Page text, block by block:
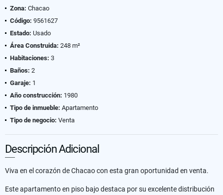
Zona: Chacao
Código: 9561627
Estado: Usado
Área Construida: 248 m²
Habitaciones: 3
Baños: 2
Garaje: 1
Año construcción: 1980
Tipo de inmueble: Apartamento
Tipo de negocio: Venta
Descripción Adicional
Viva en el corazón de Chacao con esta gran oportunidad en venta.
Este apartamento en piso bajo destaca por su excelente distribución